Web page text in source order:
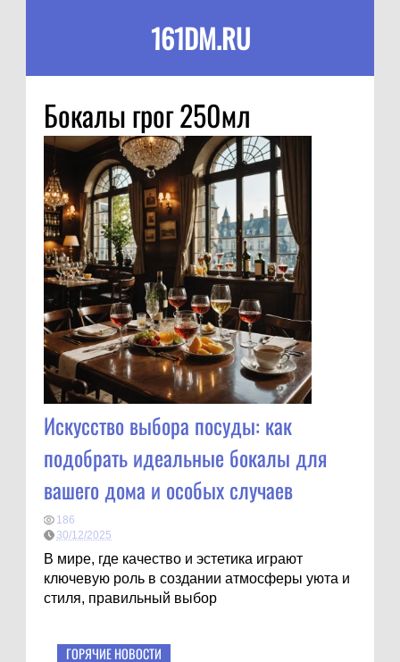
161DM.RU
Бокалы грог 250мл
Искусство выбора посуды: как
подобрать идеальные бокалы для
вашего дома и особых случаев
186
30/12/2025
В мире, где качество и эстетика играют
ключевую роль в создании атмосферы уюта и
стиля, правильный выбор
ГОРЯЧИЕ НОВОСТИ